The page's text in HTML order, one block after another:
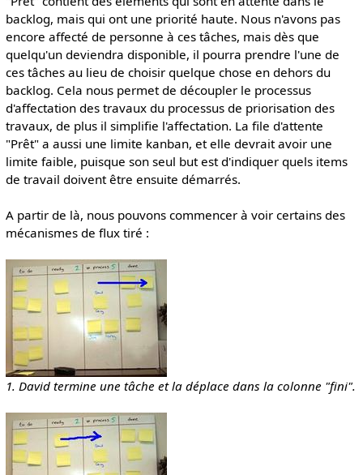
backlog, mais qui ont une priorité haute. Nous n'avons pas
encore affecté de personne à ces tâches, mais dès que
quelqu'un deviendra disponible, il pourra prendre l'une de
ces tâches au lieu de choisir quelque chose en dehors du
backlog. Cela nous permet de découpler le processus
d'affectation des travaux du processus de priorisation des
travaux, de plus il simplifie l'affectation. La file d'attente
"Prêt" a aussi une limite kanban, et elle devrait avoir une
limite faible, puisque son seul but est d'indiquer quels items
de travail doivent être ensuite démarrés.
A partir de là, nous pouvons commencer à voir certains des
mécanismes de flux tiré :
1. David termine une tâche et la déplace dans la colonne "fini".